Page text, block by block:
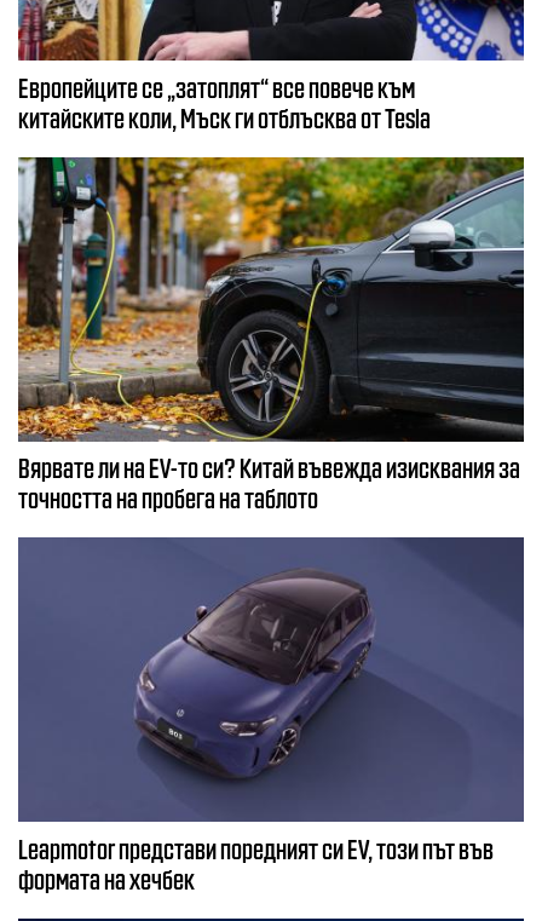
Европейците се „затоплят“ все повече към
китайските коли, Мъск ги отблъсква от Tesla
Вярвате ли на EV-то си? Китай въвежда изисквания за
точността на пробега на таблото
Leapmotor представи поредният си EV, този път във
формата на хечбек